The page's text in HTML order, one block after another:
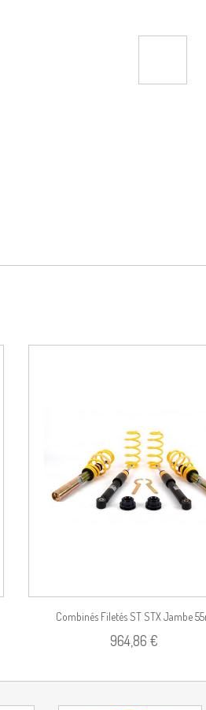
Combinés Filetés ST STX Jambe
(Charges...
964,86 €
Voir